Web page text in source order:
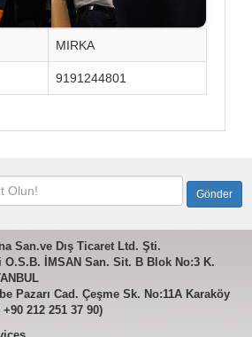
MIRKA
9191244801
San.ve Dış Ticaret Ltd. Şti.
O.S.B. İMSAN San. Sit. B Blok No:3 K.
Pazarı Cad. Çeşme Sk. No:11A Karaköy
212 251 37 90)